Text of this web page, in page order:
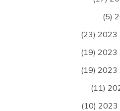
(5)
(23)
(19)
(19)
(11)
(10)